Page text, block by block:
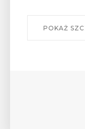
W środę 12